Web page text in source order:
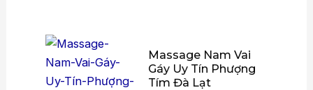
Massage Nam Vai
Gáy Uy Tín Phượng
Tím Đà Lạt